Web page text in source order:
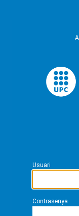
Usuari
Contrasenya